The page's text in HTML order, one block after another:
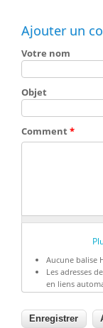
Ajouter un
Votre nom
Objet
Comment*
Aucune balise
Les adresses
en liens